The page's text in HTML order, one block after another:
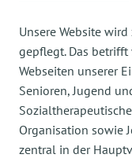
Unsere Website
gepflegt. Das
Webseiten unserer
Senioren, Jugend
Organisation sowie
zentral in der